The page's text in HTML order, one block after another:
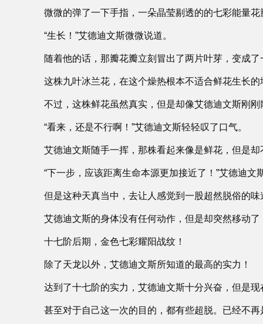
微微的弹了一下手指，一朵晶莹剔透的的七彩能量
“生长！”艾德迪文斯微微说道。
随着他的话，那瓣花瓣立刻冒出了两片叶芽，变成
这株九叶冰兰花，在这个燥热根本不适合鲜花生长
不过，这株鲜花虽然真实，但是却像艾德迪文斯刚
“看来，还是不行啊！”艾德迪文斯轻轻叹了口气。
艾德迪文斯随手一挥，那株看起来像是鲜花，但是
“下一步，应该距离生命本源更加接近了！”艾德迪
但是这种天真当中，去让人感觉到一股超然脱俗的味
艾德迪文斯的身体没有任何动作，但是却突然移动
十七阶后期，金色七彩耀阳战纹！
除了天龙以外，艾德迪文斯所知道的最高的实力！
达到了十七阶的实力，艾德迪文斯十分兴奋，但是
甚至对于自己这一次的目的，都有些超脱。已经不